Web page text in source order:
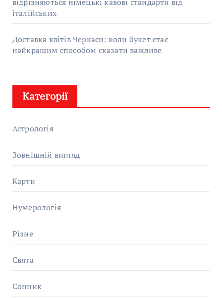
італійських
Доставка квітів Черкаси: коли букет стає
найкращим способом сказати важливе
Категорії
Астрологія
Зовнішній вигляд
Карти
Нумерологія
Різне
Свята
Сонник